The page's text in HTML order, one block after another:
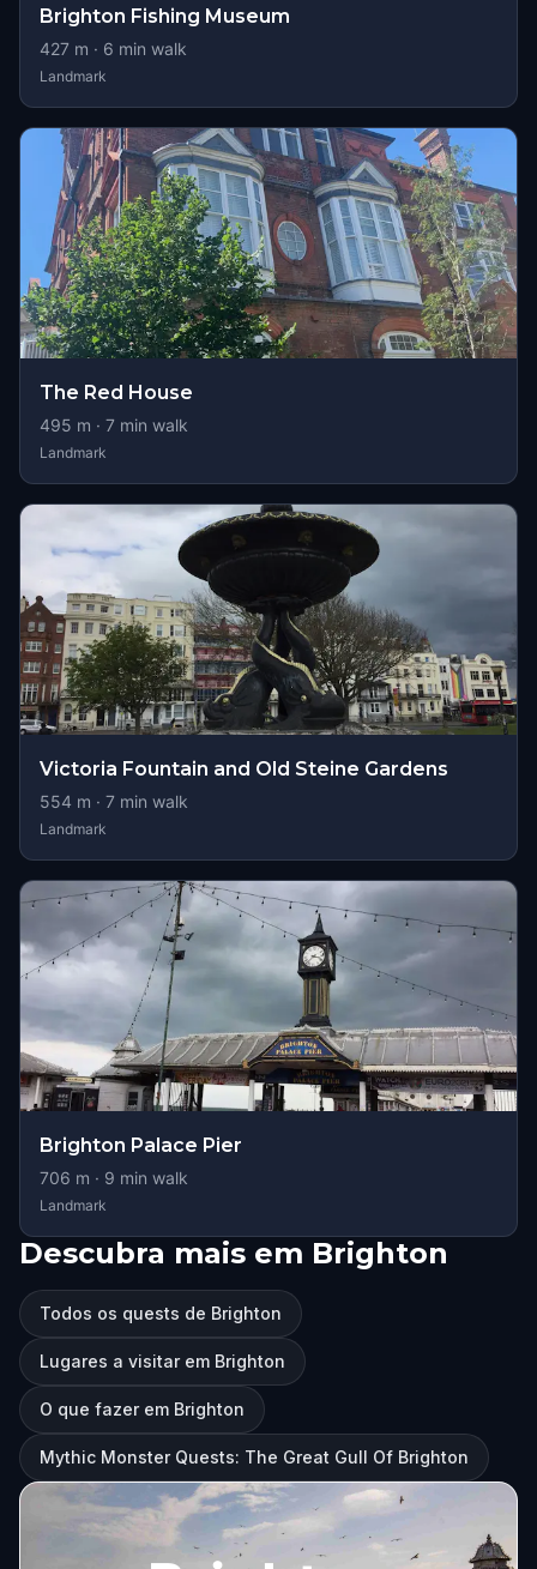
Brighton Fishing Museum
427 m · 6 min walk
Landmark
The Red House
495 m · 7 min walk
Landmark
Victoria Fountain and Old Steine Gardens
554 m · 7 min walk
Landmark
Brighton Palace Pier
706 m · 9 min walk
Landmark
Descubra mais em Brighton
Todos os quests de Brighton
Lugares a visitar em Brighton
O que fazer em Brighton
Mythic Monster Quests: The Great Gull Of Brighton